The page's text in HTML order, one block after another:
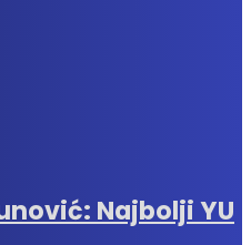
Najbolji YU